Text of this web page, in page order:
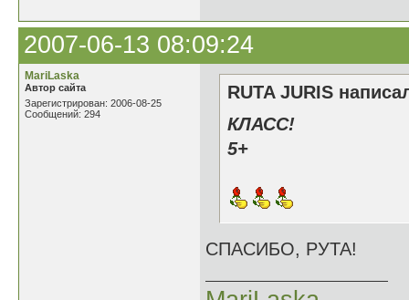
2007-06-13 08:09:24
MariLaska
Автор сайта
Зарегистрирован: 2006-08-25
Сообщений: 294
RUTA JURIS
КЛАСС!
5+
СПАСИБО, РУТА!